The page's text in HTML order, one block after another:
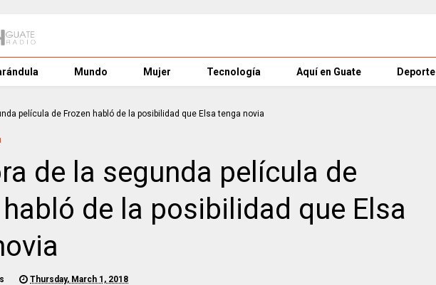
Mundo Mujer Tecnología Aquí en Guate Deporte
de la segunda película de
de la posibilidad que Elsa
Thursday, March 1, 2018